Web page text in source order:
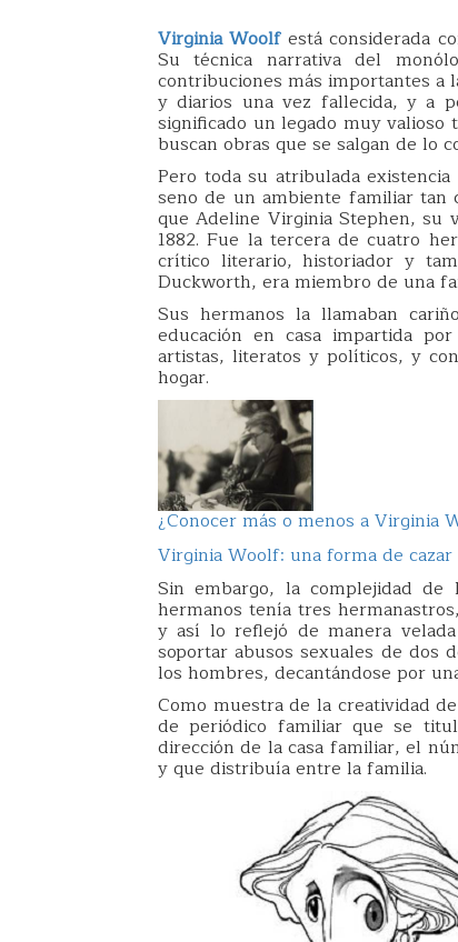
Virginia Woolf está considerada
Su técnica narrativa del
contribuciones más importantes a
y diarios una vez fallecida, y a
significado un legado muy
buscan obras que se salgan de lo
Pero toda su atribulada
seno de un ambiente familiar tan
que Adeline Virginia Stephen, su
1882. Fue la tercera de cuatro
crítico literario, historiador y
Duckworth, era miembro de una
Sus hermanos la llamaban
educación en casa impartida
artistas, literatos y políticos, y
hogar.
¿Conocer más o menos a Virginia
Virginia Woolf: una forma de cazar
Sin embargo, la complejidad
hermanos tenía tres
y así lo reflejó de manera
soportar abusos sexuales de dos
los hombres, decantándose por
Como muestra de la creatividad
de periódico familiar que se
dirección de la casa familiar, el
y que distribuía entre la familia.